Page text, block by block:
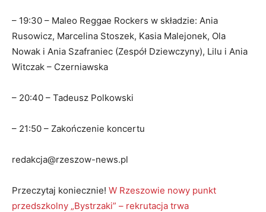
– 19:30 – Maleo Reggae Rockers w składzie: Ania
Rusowicz, Marcelina Stoszek, Kasia Malejonek, Ola
Nowak i Ania Szafraniec (Zespół Dziewczyny), Lilu i Ania
Witczak – Czerniawska
– 20:40 – Tadeusz Polkowski
– 21:50 – Zakończenie koncertu
redakcja@rzeszow-news.pl
Przeczytaj koniecznie! W Rzeszowie nowy punkt
przedszkolny „Bystrzaki” – rekrutacja trwa